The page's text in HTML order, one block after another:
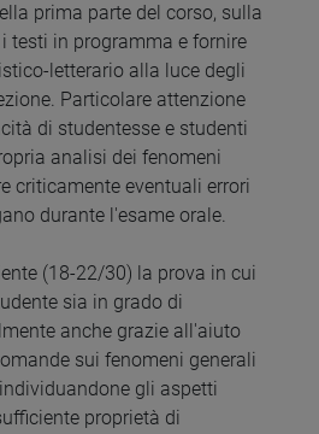
prima parte del corso, sulla
testi in programma e fornire
letterario alla luce degli
Particolare attenzione
di studentesse e studenti
analisi dei fenomeni
criticamente eventuali errori
durante l'esame orale.
(18-22/30) la prova in cui
sia in grado di
anche grazie all'aiuto
sui fenomeni generali
gli aspetti
proprietà di